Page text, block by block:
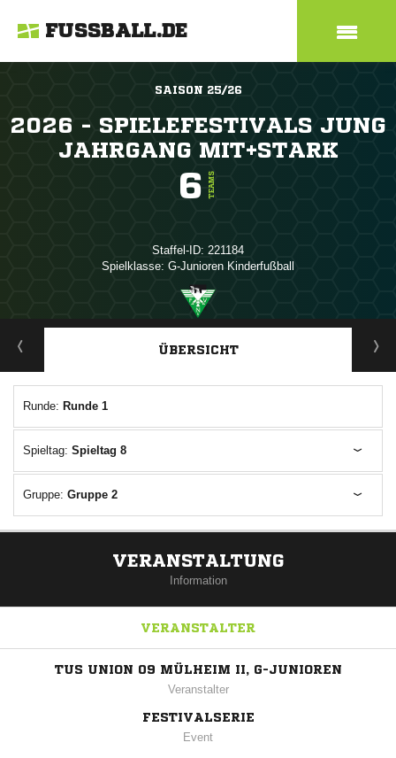
FUSSBALL.DE
SAISON 25/26
2026 - SPIELEFESTIVALS JUNG
JAHRGANG MIT+STARK
6 TEAMS
Staffel-ID: 221184
Spielklasse: G-Junioren Kinderfußball
ANZEIGE
ÜBERSICHT
Runde: Runde 1
Spieltag: Spieltag 8
Gruppe: Gruppe 2
VERANSTALTUNG
Information
VERANSTALTER
TUS UNION 09 MÜLHEIM II, G-JUNIOREN
Veranstalter
FESTIVALSERIE
Event